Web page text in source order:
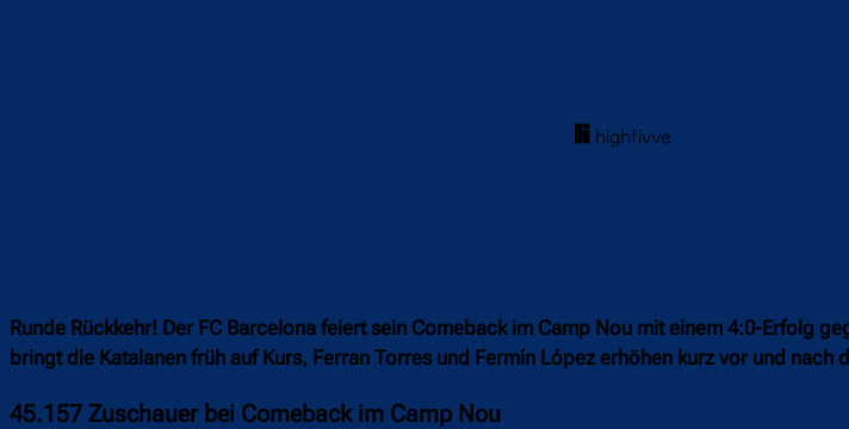
Runde Rückkehr! Der FC Barcelona feiert sein Comeback im Camp Nou mit einem 4:0-Erfolg
bringt die Katalanen früh auf Kurs, Ferran Torres und Fermín López erhöhen kurz vor und nach
45.157 Zuschauer bei Comeback im Camp Nou